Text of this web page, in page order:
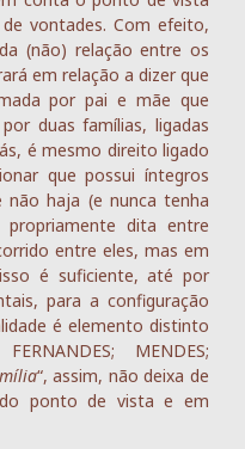
vontades. Com efeito,
(não) relação entre os
em relação a dizer que
por pai e mãe que
duas famílias, ligadas
é mesmo direito ligado
que possui íntegros
não haja (e nunca tenha
dita entre
entre eles, mas em
é suficiente, até por
para a configuração
é elemento distinto
MENDES;
“, assim, não deixa de
do ponto de vista e em